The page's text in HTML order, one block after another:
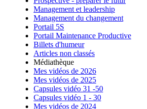
Management et leadership
Management du changement
Portail 5S
Portail Maintenance Productive
Billets d'humeur
Articles non classés
Médiathèque
Mes vidéos de 2026
Mes vidéos de 2025
Capsules vidéo 31 -50
Capsules vidéo 1 - 30
Mes vidéos de 2024